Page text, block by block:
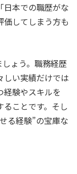
日本での職歴がな
価してしまう方も
ょう。職務経歴
しい実績だけでは
経験やスキルを
ることです。そし
る経験”の宝庫な